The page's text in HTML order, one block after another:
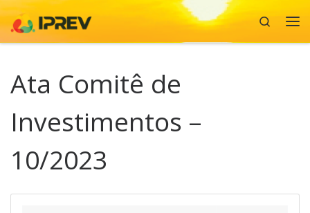
Skip to content
Search
Ata Comitê de
Investimentos –
10/2023